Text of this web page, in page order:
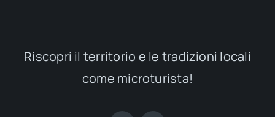
Riscopri il territorio e le tradizioni locali
come microturista!